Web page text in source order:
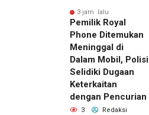
3 jam lalu
Pemilik Royal
Phone Ditemukan
Meninggal di
Dalam Mobil, Polisi
Selidiki Dugaan
Keterkaitan
dengan Pencurian
3 Redaksi